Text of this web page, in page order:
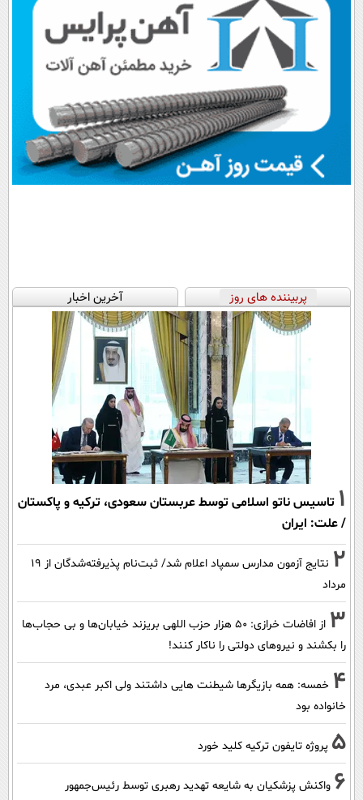
پربیننده های روز آخرین اخبار
1 تاسیس ناتو اسلامی توسط عربستان سعودی، ترکیه و پاکستان
/ علت: ایران
2
نتایج آزمون مدارس سمپاد اعلام شد/ ثبت‌نام پذیرفته‌شدگان از ۱۹
مرداد
3
از افاضات خرازی: ۵۰ هزار حزب اللهی بریزند خیابان‌ها و بی حجاب‌ها
را بکشند و نیرو‌های دولتی را ناکار کنند!
4 خمسه: همه بازیگرها شیطنت هایی داشتند ولی اکبر عبدی، مرد
خانواده بود
5 پروژه تایفون ترکیه کلید خورد
6 واکنش پزشکیان به شایعه تهدید رهبری توسط رئیس‌جمهور